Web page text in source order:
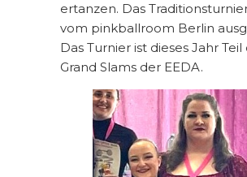
ertanzen. Das
vom pinkballroom Berlin
Das Turnier ist dieses Jahr Teil
Grand Slams der EEDA.